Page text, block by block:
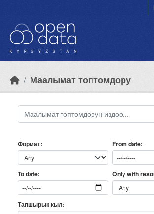
Маалымат топтомдору
Формат From date
To date Only with
Тапшырык кыл